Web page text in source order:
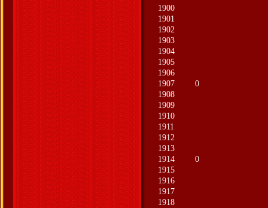
1900
1901
1902
1903
1904
1905
1906
1907
0
1908
1909
1910
1911
1912
1913
1914
0
1915
1916
1917
1918